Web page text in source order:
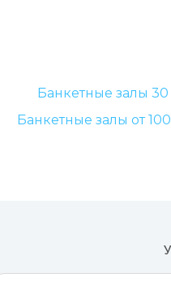
Банкетные залы 30
Банкетные залы от